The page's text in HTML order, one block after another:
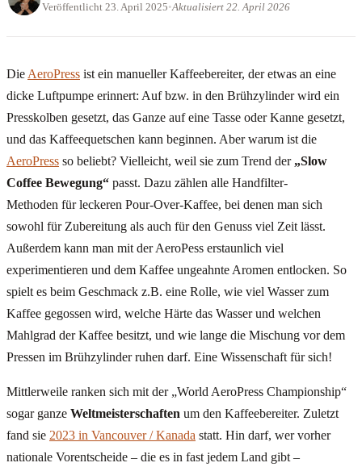
Veröffentlicht 23. April 2025•Aktualisiert 22. April 2026
Die AeroPress ist ein manueller Kaffeebereiter, der etwas an eine
dicke Luftpumpe erinnert: Auf bzw. in den Brühzylinder wird ein
Presskolben gesetzt, das Ganze auf eine Tasse oder Kanne gesetzt,
und das Kaffeequetschen kann beginnen. Aber warum ist die
AeroPress so beliebt? Vielleicht, weil sie zum Trend der „Slow
Coffee Bewegung“ passt. Dazu zählen alle Handfilter-
Methoden für leckeren Pour-Over-Kaffee, bei denen man sich
sowohl für Zubereitung als auch für den Genuss viel Zeit lässt.
Außerdem kann man mit der AeroPess erstaunlich viel
experimentieren und dem Kaffee ungeahnte Aromen entlocken. So
spielt es beim Geschmack z.B. eine Rolle, wie viel Wasser zum
Kaffee gegossen wird, welche Härte das Wasser und welchen
Mahlgrad der Kaffee besitzt, und wie lange die Mischung vor dem
Pressen im Brühzylinder ruhen darf. Eine Wissenschaft für sich!
Mittlerweile ranken sich mit der „World AeroPress Championship“
sogar ganze Weltmeisterschaften um den Kaffeebereiter. Zuletzt
fand sie 2023 in Vancouver / Kanada statt. Hin darf, wer vorher
nationale Vorentscheide – die es in fast jedem Land gibt –